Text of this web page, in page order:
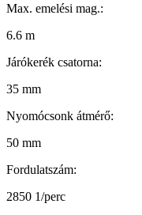
Max. emelési mag.:
6.6 m
Járókerék csatorna:
35 mm
Nyomócsonk átmérő:
50 mm
Fordulatszám:
2850 1/perc